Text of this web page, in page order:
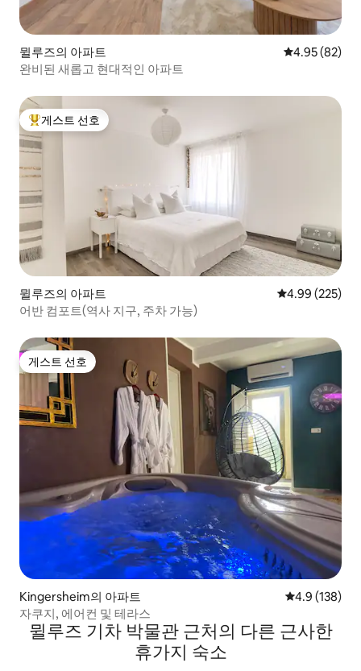
뮐루즈의 아파트 평점 4.95점(5
4.95 (82)
완비된 새롭고 현대적인 아파트
상위 게스트 선호
게스트 선호
뮐루즈의 아파트 평점 4.99점(5
4.99 (225)
어반 컴포트(역사 지구, 주차 가능)
게스트 선호
게스트 선호
Kingersheim의 아파트 평점 4.9점(5
4.9 (138)
자쿠지, 에어컨 및 테라스
뮐루즈 기차 박물관 근처의 다른 근사한
휴가지 숙소